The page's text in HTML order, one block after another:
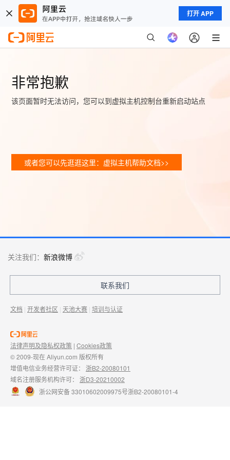
打开 APP
非常抱歉
该页面暂时无法访问，您可以到虚拟主机控制台重新启动站点
或者您可以先逛逛这里：虚拟主机帮助文档>>